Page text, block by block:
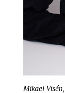
Mikael